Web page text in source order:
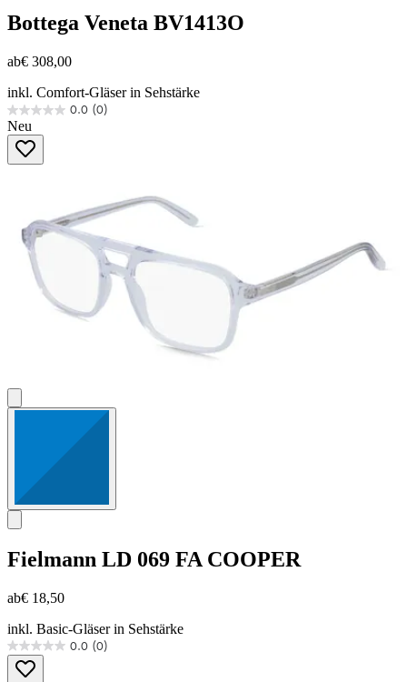
Bottega Veneta BV1413O
ab€ 308,00
inkl. Comfort-Gläser in Sehstärke
0.0 (0)
0.0
von
Sternen.
Neu
Fielmann LD 069 FA COOPER
ab€ 18,50
inkl. Basic-Gläser in Sehstärke
0.0 (0)
0.0
von